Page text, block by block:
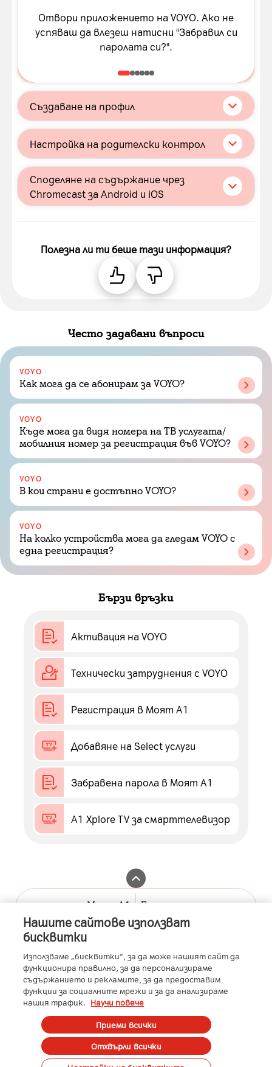
Отвори приложението на VOYO. Ако не
успяваш да влезеш натисни "Забравил си
паролата си?".
Създаване на профил
Slide 1 of 3
Стъпка 1
Влез в приложението на VOYO и натисни
профил иконата горе вдясно.
Настройка на родителски контрол
Slide 1 of 5
Стъпка 1
Влез в приложението на VOYO и натисни
профил иконата горе вдясно.
Споделяне на съдържание чрез
Chromecast за Android и iOS
гледаш и натисни бутона за "Cast" горе
Полезна ли ти беше тази информация?
Често задавани въпроси
VOYO
Как мога да се абонирам за VOYO?
VOYO
Къде мога да видя номера на ТВ услугата/
мобилния номер за регистрация във VOYO?
VOYO
В кои страни е достъпно VOYO?
VOYO
​На колко устройства мога да гледам VOYO с
една регистрация?
Бързи връзки
Активация на VOYO
Технически затруднения с VOYO
Регистрация в Моят А1
Добавяне на Select услуги
Забравена парола в Моят А1
A1 Xplore TV за смарттелевизор
Моят А1
Бизнес портал
A1.bg
А1 бизнес клиенти
Общи условия
A1 AustriaA1 CroatiaA1 SerbiaA1 BelarusA1 Bulgaria
A1 MacedoniaA1 Slovenia
Member of A1 Group
Copyright ©2026А1 България
Нашите сайтове използват
бисквитки
Използваме „бисквитки“, за да може нашият сайт да
функционира правилно, за да персонализираме
съдържанието и рекламите, за да предоставим
функции за социалните мрежи и за да анализираме
нашия трафик. Научи повече
Отхвърли всички
Приеми всички